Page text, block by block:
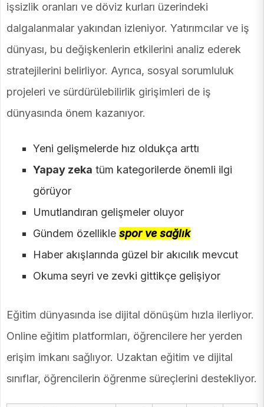
işsizlik oranları ve döviz kurları üzerindeki
dalgalanmalar yakından izleniyor. Yatırımcılar ve iş
dünyası, bu değişkenlerin etkilerini analiz ederek
stratejilerini belirliyor. Ayrıca, sosyal sorumluluk
projeleri ve sürdürülebilirlik girişimleri de iş
dünyasında önem kazanıyor.
Yeni gelişmelerde hız oldukça arttı
Yapay zeka tüm kategorilerde önemli ilgi
görüyor
Umutlandıran gelişmeler oluyor
Gündem özellikle spor ve sağlık
Haber akışlarında güzel bir akıcılık mevcut
Okuma seyri ve zevki gittikçe gelişiyor
Eğitim dünyasında ise dijital dönüşüm hızla ilerliyor.
Online eğitim platformları, öğrencilere her yerden
erişim imkanı sağlıyor. Uzaktan eğitim ve dijital
sınıflar, öğrencilerin öğrenme süreçlerini destekliyor.